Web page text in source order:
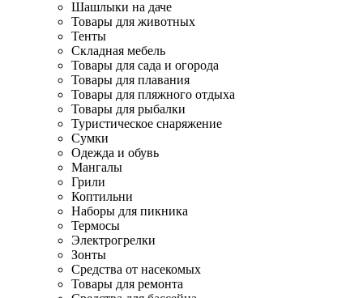
Шашлыки на даче
Товары для животных
Тенты
Складная мебель
Товары для сада и огорода
Товары для плавания
Товары для пляжного отдыха
Товары для рыбалки
Туристическое снаряжение
Сумки
Одежда и обувь
Мангалы
Грили
Коптильни
Наборы для пикника
Термосы
Электрогрелки
Зонты
Средства от насекомых
Товары для ремонта